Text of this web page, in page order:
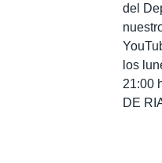
del
los
21:00
DE